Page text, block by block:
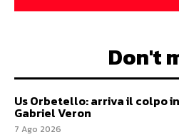
Don't
Us Orbetello: arriva il colpo
Gabriel Veron
7 Ago 2026